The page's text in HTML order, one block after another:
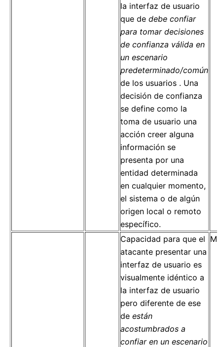
la interfaz de usuario
que de debe confiar
para tomar decisiones
de confianza válida en
un escenario
predeterminado/común
de los usuarios . Una
decisión de confianza
se define como la
toma de usuario una
acción creer alguna
información se
presenta por una
entidad determinada
en cualquier momento,
el sistema o de algún
origen local o remoto
específico.
Capacidad para que el
atacante presentar una
interfaz de usuario es
visualmente idéntico a
la interfaz de usuario
pero diferente de ese
de están
acostumbrados a
confiar en un escenario